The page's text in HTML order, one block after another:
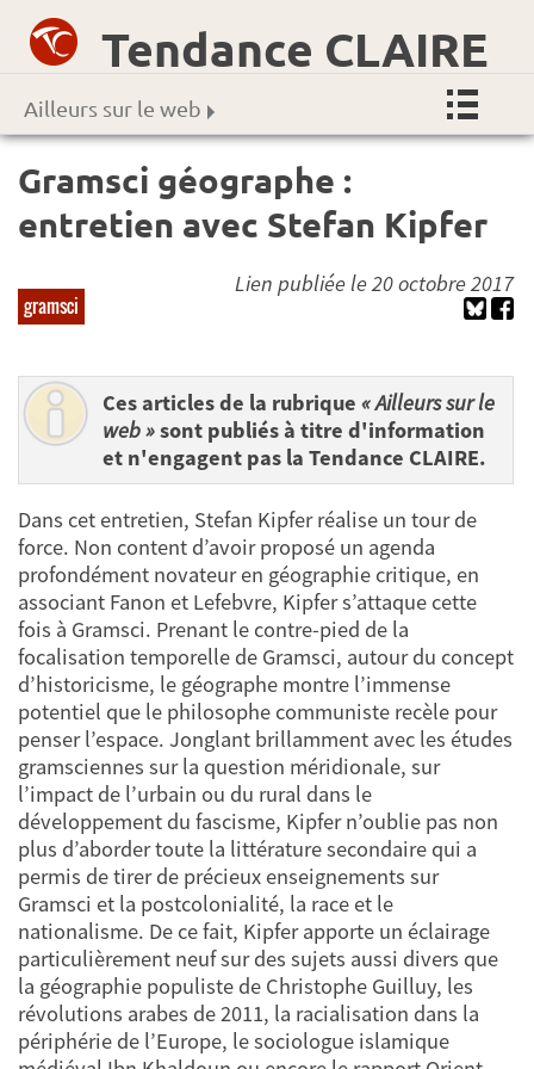
Tendance CLAIRE
Ailleurs sur le web
Gramsci géographe :
entretien avec Stefan Kipfer
gramsci
Lien publiée le 20 octobre 2017
Ces articles de la rubrique « Ailleurs sur le
web »sont publiés à titre d'information
et n'engagent pas la Tendance CLAIRE.
Dans cet entretien, Stefan Kipfer réalise un tour de
force. Non content d’avoir proposé un agenda
profondément novateur en géographie critique, en
associant Fanon et Lefebvre, Kipfer s’attaque cette
fois à Gramsci. Prenant le contre-pied de la
focalisation temporelle de Gramsci, autour du concept
d’historicisme, le géographe montre l’immense
potentiel que le philosophe communiste recèle pour
penser l’espace. Jonglant brillamment avec les études
gramsciennes sur la question méridionale, sur
l’impact de l’urbain ou du rural dans le
développement du fascisme, Kipfer n’oublie pas non
plus d’aborder toute la littérature secondaire qui a
permis de tirer de précieux enseignements sur
Gramsci et la postcolonialité, la race et le
nationalisme. De ce fait, Kipfer apporte un éclairage
particulièrement neuf sur des sujets aussi divers que
la géographie populiste de Christophe Guilluy, les
révolutions arabes de 2011, la racialisation dans la
périphérie de l’Europe, le sociologue islamique